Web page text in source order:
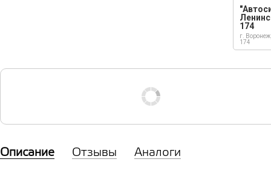
174
г.
174
Описание Отзывы Аналоги